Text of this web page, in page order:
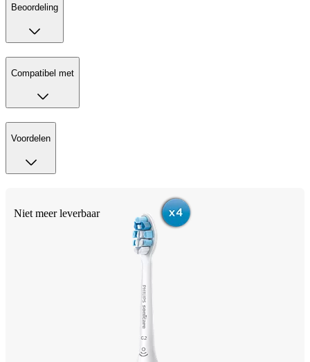
Beoordeling
Compatibel met
Voordelen
Niet meer leverbaar